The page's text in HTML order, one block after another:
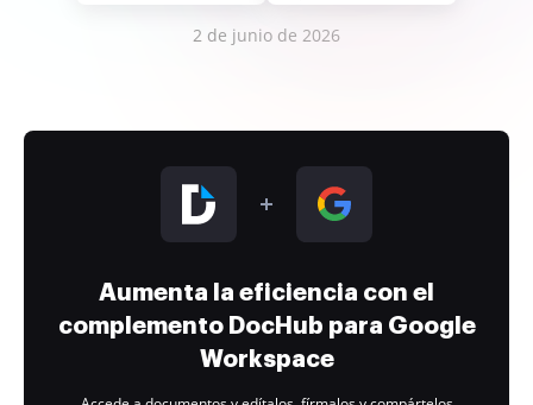
2 de junio de 2026
Aumenta la eficiencia con el
complemento DocHub para Google
Workspace